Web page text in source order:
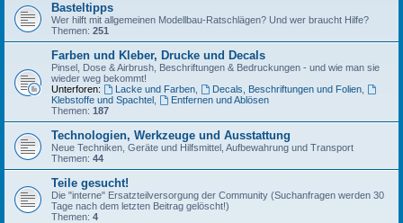
Basteltipps
Wer hilft mit allgemeinen Modellbau-Ratschlägen? Und wer braucht Hilfe?
Themen: 251
Farben und Kleber, Drucke und Decals
Pinsel, Dose & Airbrush, Beschriftungen & Bedruckungen - und wie man sie
wieder weg bekommt!
Unterforen:
Lacke und Farben, Decals, Beschriftungen und Folien,
Klebstoffe und Spachtel
Entfernen und Ablösen
Themen: 187
Technologien, Werkzeuge und Ausstattung
Neue Techniken, Geräte und Hilfsmittel, Aufbewahrung und Transport
Themen: 44
Teile gesucht!
Die "interne" Ersatzteilversorgung der Community (Suchanfragen werden 30
Tage nach dem letzten Beitrag gelöscht!)
Themen: 4